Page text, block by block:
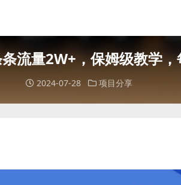
流量2W+，保姆级教学
2024-07-28 项目分享